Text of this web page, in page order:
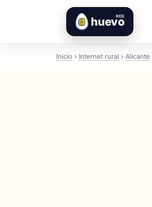
RED
huevo
Inicio › Internet rural › Alicante